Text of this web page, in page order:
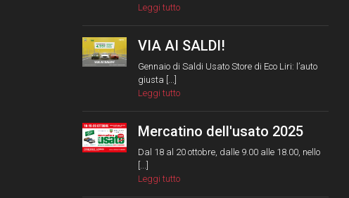
Leggi tutto
VIA AI SALDI!
Gennaio di Saldi Usato Store di Eco Liri: l’auto
giusta [...]
Leggi tutto
Mercatino dell'usato 2025
Dal 18 al 20 ottobre, dalle 9.00 alle 18.00, nello
[...]
Leggi tutto